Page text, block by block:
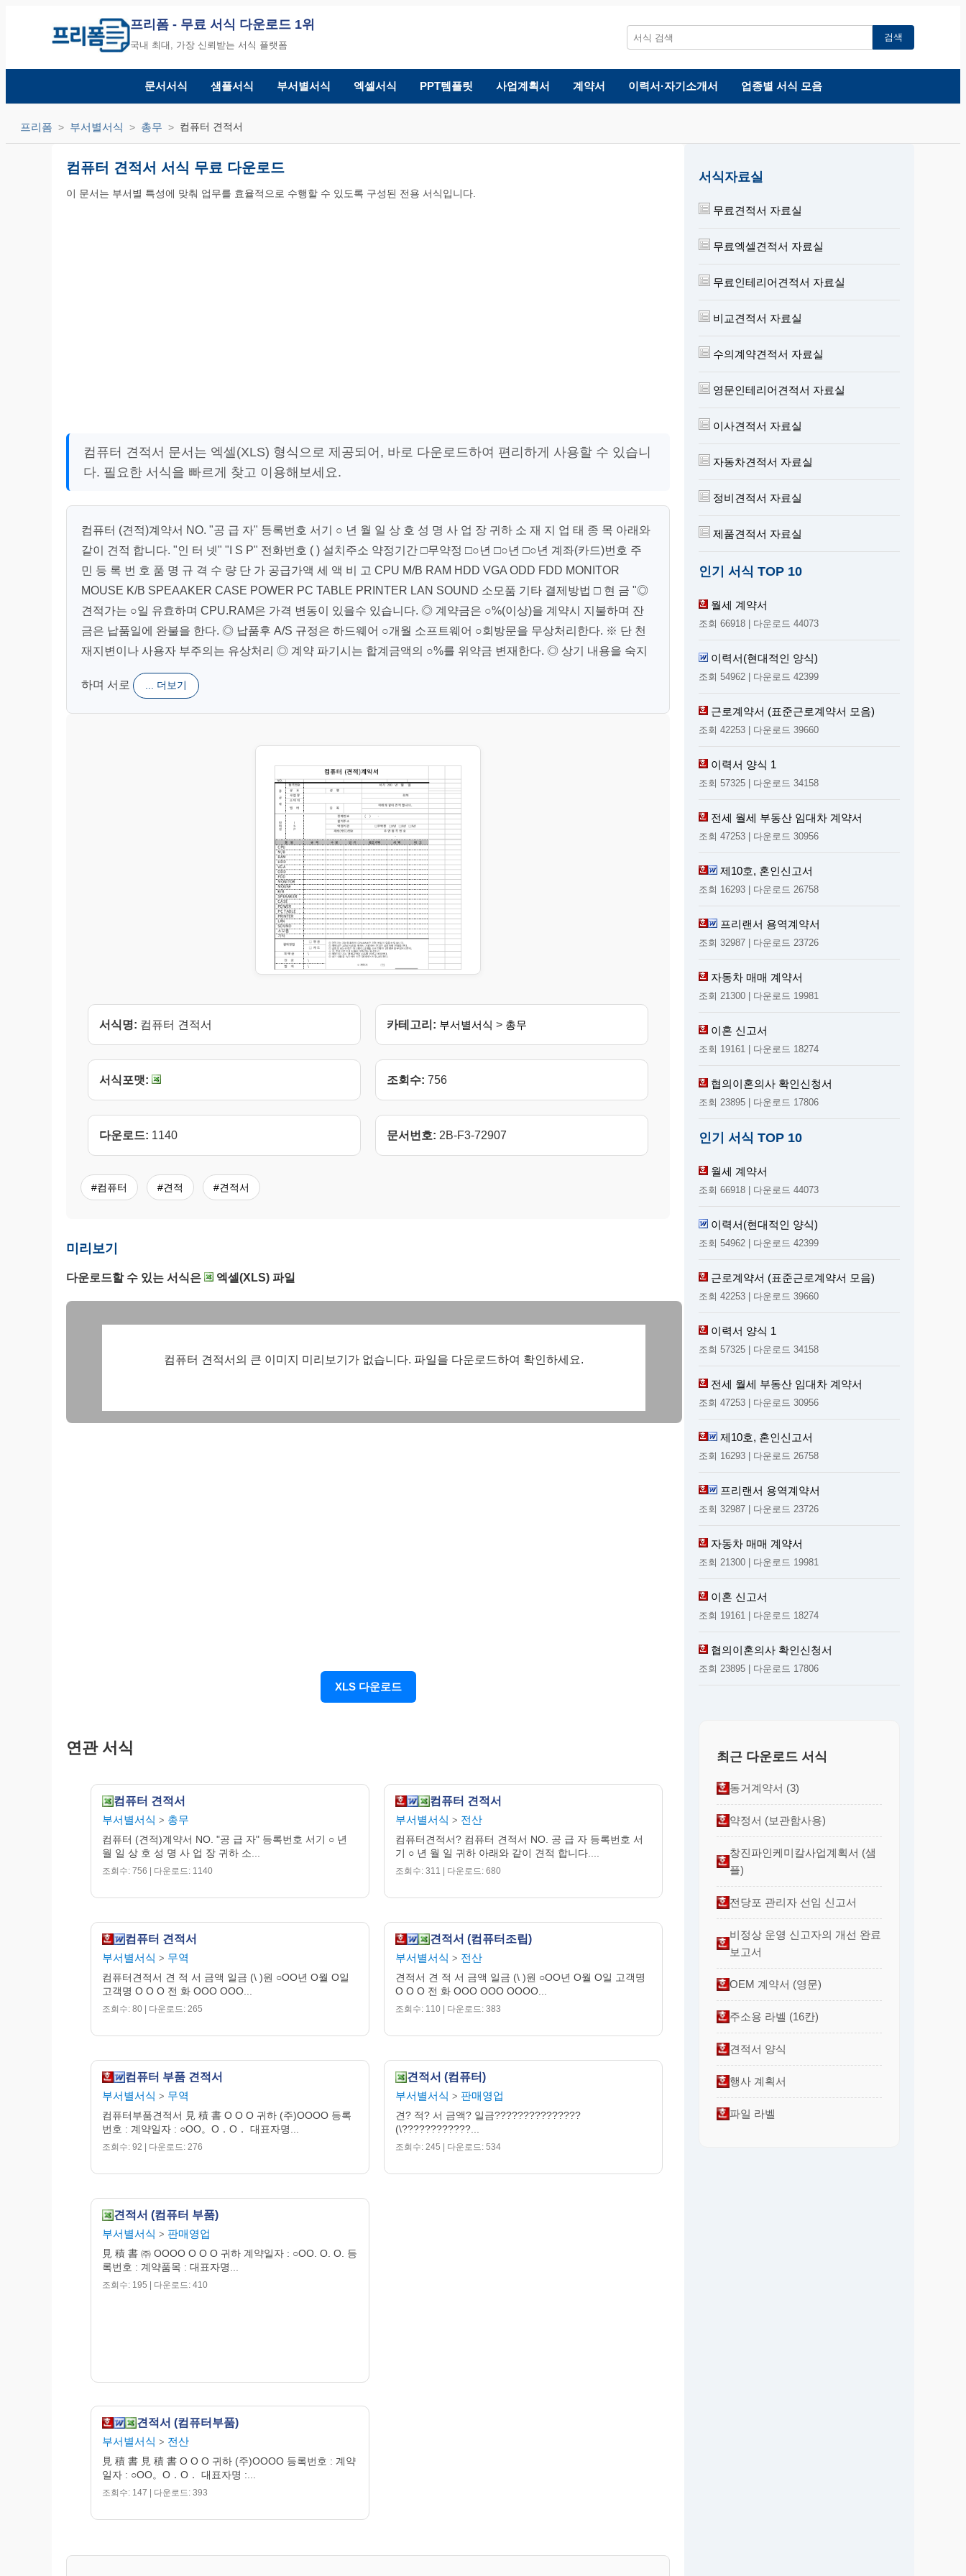
프리폼 - 무료 서식 다운로드 1위
국내 최대, 가장 신뢰받는 서식 플랫폼
검색
문서서식 샘플서식 부서별서식 엑셀서식 PPT템플릿 사업계획서 계약서 이력서·자기소개서 업종별 서식 모음
프리폼 부서별서식 총무 컴퓨터 견적서
컴퓨터 견적서 서식 무료 다운로드
이 문서는 부서별 특성에 맞춰 업무를 효율적으로 수행할 수 있도록 구성된 전용 서식입니다.
컴퓨터 견적서 문서는 엑셀(XLS) 형식으로 제공되어, 바로 다운로드하여 편리하게 사용할 수 있습니
다. 필요한 서식을 빠르게 찾고 이용해보세요.
컴퓨터 (견적)계약서 NO. "공 급 자" 등록번호 서기 ○ 년 월 일 상 호 성 명 사 업 장 귀하 소 재 지 업 태 종 목 아래와
같이 견적 합니다. "인 터 넷" "I S P" 전화번호 ( ) 설치주소 약정기간 □무약정 □○년 □○년 □○년 계좌(카드)번호 주
민 등 록 번 호 품 명 규 격 수 량 단 가 공급가액 세 액 비 고 CPU M/B RAM HDD VGA ODD FDD MONITOR
MOUSE K/B SPEAAKER CASE POWER PC TABLE PRINTER LAN SOUND 소모품 기타 결제방법 □ 현 금 "◎
견적가는 ○일 유효하며 CPU.RAM은 가격 변동이 있을수 있습니다. ◎ 계약금은 ○%(이상)을 계약시 지불하며 잔
금은 납품일에 완불을 한다. ◎ 납품후 A/S 규정은 하드웨어 ○개월 소프트웨어 ○회방문을 무상처리한다. ※ 단 천
재지변이나 사용자 부주의는 유상처리 ◎ 계약 파기시는 합계금액의 ○%를 위약금 변재한다. ◎ 상기 내용을 숙지
하며 서로 ... 더보기
서식명: 컴퓨터 견적서 카테고리: 부서별서식 > 총무
서식포맷: 조회수: 756
다운로드: 1140 문서번호: 2B-F3-72907
#컴퓨터 #견적 #견적서
미리보기
다운로드할 수 있는 서식은 엑셀(XLS) 파일
컴퓨터 견적서의 큰 이미지 미리보기가 없습니다. 파일을 다운로드하여 확인하세요.
XLS 다운로드
연관 서식
컴퓨터 견적서
부서별서식 > 총무
컴퓨터 (견적)계약서 NO. "공 급 자" 등록번호 서기 ○ 년
월 일 상 호 성 명 사 업 장 귀하 소...
조회수: 756 | 다운로드: 1140
컴퓨터 견적서
부서별서식 > 전산
컴퓨터견적서? 컴퓨터 견적서 NO. 공 급 자 등록번호 서
기 ○ 년 월 일 귀하 아래와 같이 견적 합니다....
조회수: 311 | 다운로드: 680
컴퓨터 견적서
부서별서식 > 무역
컴퓨터견적서 견 적 서 금액 일금 (\ )원 ○OO년 O월 O일
고객명 O O O 전 화 OOO OOO...
조회수: 80 | 다운로드: 265
견적서 (컴퓨터조립)
부서별서식 > 전산
견적서 견 적 서 금액 일금 (\ )원 ○OO년 O월 O일 고객명
O O O 전 화 OOO OOO OOOO...
조회수: 110 | 다운로드: 383
컴퓨터 부품 견적서
부서별서식 > 무역
컴퓨터부품견적서 見 積 書 O O O 귀하 (주)OOOO 등록
번호 : 계약일자 : ○OO。O．O． 대표자명...
조회수: 92 | 다운로드: 276
견적서 (컴퓨터)
부서별서식 > 판매영업
견? 적? 서 금액? 일금???????????????
(\????????????...
조회수: 245 | 다운로드: 534
견적서 (컴퓨터 부품)
부서별서식 > 판매영업
見 積 書 ㈜ OOOO O O O 귀하 계약일자 : ○OO. O. O. 등
록번호 : 계약품목 : 대표자명...
조회수: 195 | 다운로드: 410
견적서 (컴퓨터부품)
부서별서식 > 전산
見 積 書 見 積 書 O O O 귀하 (주)OOOO 등록번호 : 계약
일자 : ○OO。O．O． 대표자명 :...
조회수: 147 | 다운로드: 393
서식자료실
무료견적서 자료실
무료엑셀견적서 자료실
무료인테리어견적서 자료실
비교견적서 자료실
수의계약견적서 자료실
영문인테리어견적서 자료실
이사견적서 자료실
자동차견적서 자료실
정비견적서 자료실
제품견적서 자료실
인기 서식 TOP 10
월세 계약서
조회 66918 | 다운로드 44073
이력서(현대적인 양식)
조회 54962 | 다운로드 42399
근로계약서 (표준근로계약서 모음)
조회 42253 | 다운로드 39660
이력서 양식 1
조회 57325 | 다운로드 34158
전세 월세 부동산 임대차 계약서
조회 47253 | 다운로드 30956
제10호, 혼인신고서
조회 16293 | 다운로드 26758
프리랜서 용역계약서
조회 32987 | 다운로드 23726
자동차 매매 계약서
조회 21300 | 다운로드 19981
이혼 신고서
조회 19161 | 다운로드 18274
협의이혼의사 확인신청서
조회 23895 | 다운로드 17806
인기 서식 TOP 10
월세 계약서
조회 66918 | 다운로드 44073
이력서(현대적인 양식)
조회 54962 | 다운로드 42399
근로계약서 (표준근로계약서 모음)
조회 42253 | 다운로드 39660
이력서 양식 1
조회 57325 | 다운로드 34158
전세 월세 부동산 임대차 계약서
조회 47253 | 다운로드 30956
제10호, 혼인신고서
조회 16293 | 다운로드 26758
프리랜서 용역계약서
조회 32987 | 다운로드 23726
자동차 매매 계약서
조회 21300 | 다운로드 19981
이혼 신고서
조회 19161 | 다운로드 18274
협의이혼의사 확인신청서
조회 23895 | 다운로드 17806
최근 다운로드 서식
동거계약서 (3)
약정서 (보관함사용)
창진파인케미칼사업계획서 (샘
플)
전당포 관리자 선임 신고서
비정상 운영 신고자의 개선 완료
보고서
OEM 계약서 (영문)
주소용 라벨 (16칸)
견적서 양식
행사 계획서
파일 라벨